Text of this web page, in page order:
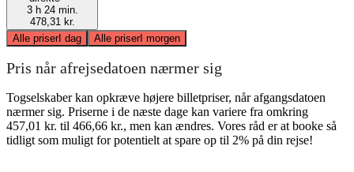
3 h 24 min.
478,31 kr.
Alle priserI dag Alle priserI morgen
Pris når afrejsedatoen nærmer sig
Togselskaber kan opkræve højere billetpriser, når afgangsdatoen
nærmer sig. Priserne i de næste dage kan variere fra omkring
457,01 kr. til 466,66 kr., men kan ændres. Vores råd er at booke så
tidligt som muligt for potentielt at spare op til 2% på din rejse!